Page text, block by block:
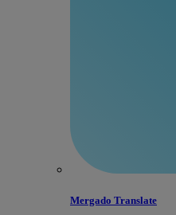
Mergado Translate